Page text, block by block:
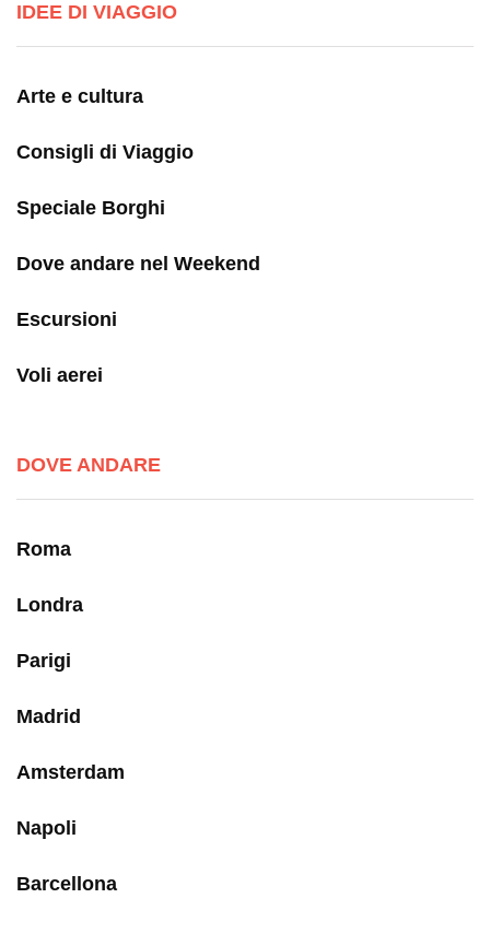
IDEE DI VIAGGIO
Arte e cultura
Consigli di Viaggio
Speciale Borghi
Dove andare nel Weekend
Escursioni
Voli aerei
DOVE ANDARE
Roma
Londra
Parigi
Madrid
Amsterdam
Napoli
Barcellona